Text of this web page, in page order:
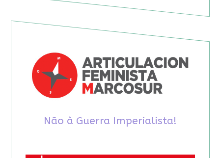
Não à Guerra Imperialista!